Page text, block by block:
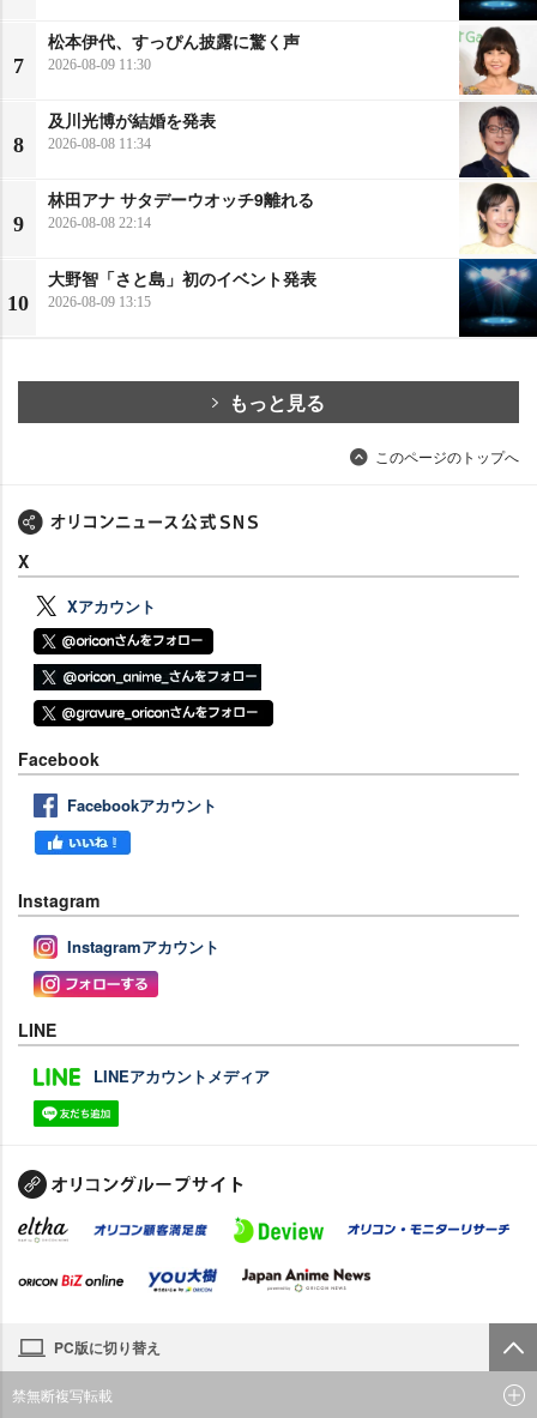
7
松本伊代、すっぴん披露に驚く声
2026-08-09 11:30
8
及川光博が結婚を発表
2026-08-08 11:34
9
林田アナ サタデーウオッチ9離れる
2026-08-08 22:14
10
大野智「さと島」初のイベント発表
2026-08-09 13:15
もっと見る
このページのトップへ
X
Xアカウント
Facebook
Facebookアカウント
Instagram
Instagramアカウント
LINE
LINEアカウントメディア
PC版に切り替え
禁無断複写転載